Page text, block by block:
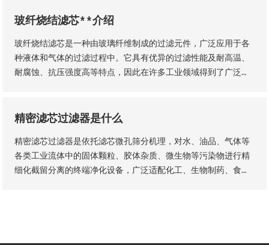
玻纤烧结滤芯**介绍
玻纤烧结滤芯是一种由玻璃纤维制成的过滤元件，广泛应用于各
种液体和气体的过滤过程中。它具有优异的过滤性能及耐高温、
耐腐蚀、抗压强度高等特点，因此在许多工业领域得到了广泛的
精密滤芯过滤器是什么
精密滤芯过滤器是依托滤芯微孔筛分机理，对水、油品、气体等
各类工业流体中的固体颗粒、胶体杂质、微生物等污染物进行精
细化截留分离的终端净化设备，广泛适配化工、生物制药、食品